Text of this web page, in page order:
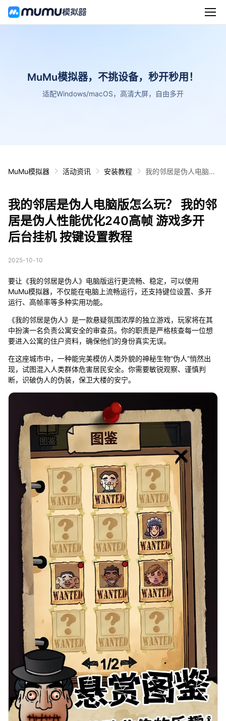
MuMu模拟器，不挑设备，秒开秒用！
适配Windows/macOS，高清大屏，自由多开
MuMu模拟器 活动资讯 安装教程
我的邻居是伪人电脑版
戏多开 后台挂机 按键
设置教程
我的邻居是伪人电脑版怎么玩？ 我的邻
居是伪人性能优化240高帧 游戏多开
后台挂机 按键设置教程
2025-10-10
要让《我的邻居是伪人》电脑版运行更流畅、稳定，可以使用
MuMu模拟器，不仅能在电脑上流畅运行，还支持键位设置、多开
运行、高帧率等多种实用功能。
《我的邻居是伪人》是一款悬疑氛围浓厚的独立游戏，玩家将在其
中扮演一名负责公寓安全的审查员。你的职责是严格核查每一位想
要进入公寓的住户资料，确保他们的身份真实无误。
在这座城市中，一种能完美模仿人类外貌的神秘生物“伪人”悄然出
现，试图混入人类群体危害居民安全。你需要敏锐观察、谨慎判
断，识破伪人的伪装，保卫大楼的安宁。